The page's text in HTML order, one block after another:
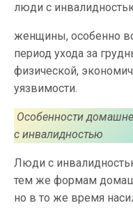
люди с
женщины, особенно
период ухода за
физической,
уязвимости.
Особенности
с инвалидностью
Люди с
тем же формам
но в то же время